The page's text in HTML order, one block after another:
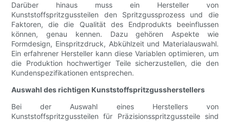
Darüber hinaus muss ein Hersteller von
Kunststoffspritzgussteilen den Spritzgussprozess und die
Faktoren, die die Qualität des Endprodukts beeinflussen
können, genau kennen. Dazu gehören Aspekte wie
Formdesign, Einspritzdruck, Abkühlzeit und Materialauswahl.
Ein erfahrener Hersteller kann diese Variablen optimieren, um
die Produktion hochwertiger Teile sicherzustellen, die den
Kundenspezifikationen entsprechen.
Auswahl des richtigen Kunststoffspritzgussherstellers
Bei der Auswahl eines Herstellers von
Kunststoffspritzgussteilen für Präzisionsspritzgussteile sind